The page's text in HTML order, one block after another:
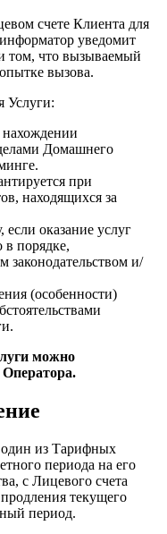
счете Клиента для
уведомит
том, что вызываемый
вызова.
Услуги:
нахождении
Домашнего
при
находящихся за
если оказание услуг
в порядке,
и/
(особенности)
можно
из Тарифных
периода на его
с Лицевого счета
текущего
период.